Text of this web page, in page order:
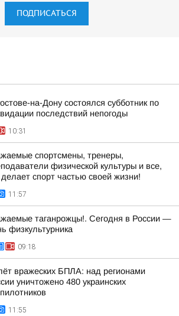
ПОДПИСАТЬСЯ
на-Дону состоялся субботник по
последствий непогоды
10:31
спортсмены, тренеры,
физической культуры и все,
делает спорт частью своей жизни!
11:57
таганрожцы!. Сегодня в России —
физкультурника
09:18
вражеских БПЛА: над регионами
уничтожено 480 украинских
11:55